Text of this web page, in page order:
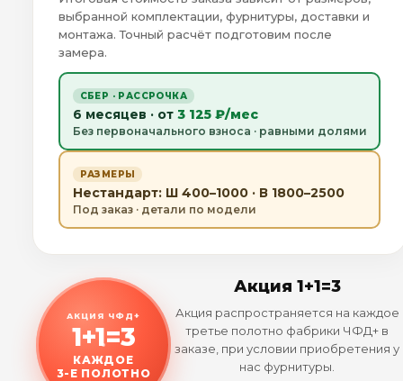
выбранной комплектации, фурнитуры, доставки и
монтажа. Точный расчёт подготовим после
замера.
СБЕР · РАССРОЧКА
6 месяцев · от 3 125 ₽/мес
Без первоначального взноса · равными долями
РАЗМЕРЫ
Нестандарт: Ш 400–1000 · В 1800–2500
Под заказ · детали по модели
АКЦИЯ ЧФД+
1+1=3
КАЖДОЕ
3-Е ПОЛОТНО
Акция 1+1=3
Акция распространяется на каждое
третье полотно фабрики ЧФД+ в
заказе, при условии приобретения у
нас фурнитуры.